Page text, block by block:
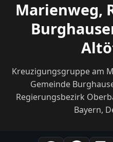
Marienweg,
Kreuzigungsgruppe am
Gemeinde
Regierungsbezirk
Bayern,